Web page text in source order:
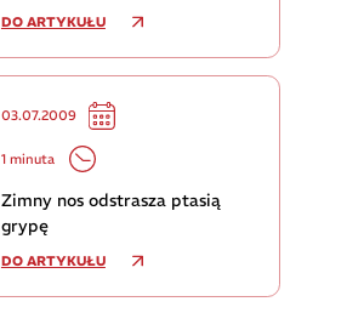
DO ARTYKUŁU
03.07.2009
1 minuta
Zimny nos odstrasza ptasią
grypę
DO ARTYKUŁU